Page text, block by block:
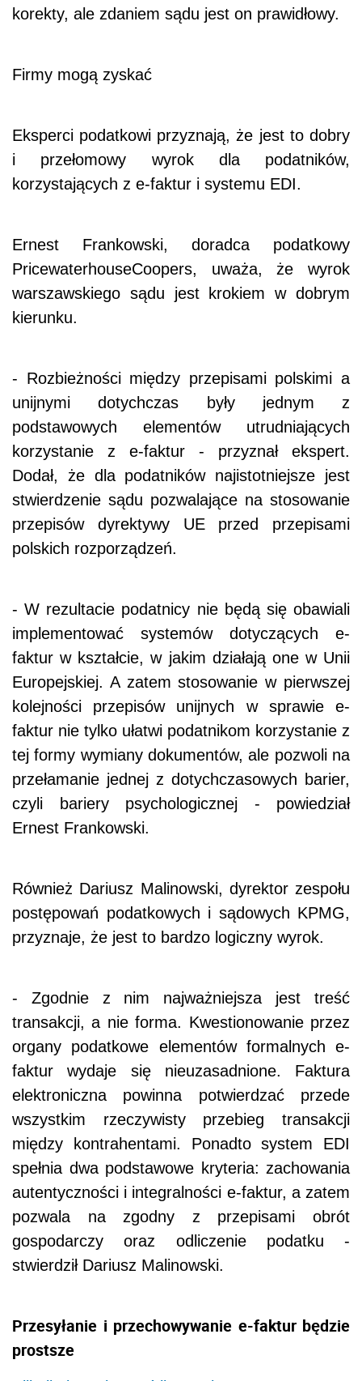
korekty, ale zdaniem sądu jest on prawidłowy.
Firmy mogą zyskać
Eksperci podatkowi przyznają, że jest to dobry
i przełomowy wyrok dla podatników,
korzystających z e-faktur i systemu EDI.
Ernest Frankowski, doradca podatkowy
PricewaterhouseCoopers, uważa, że wyrok
warszawskiego sądu jest krokiem w dobrym
kierunku.
- Rozbieżności między przepisami polskimi a
unijnymi dotychczas były jednym z
podstawowych elementów utrudniających
korzystanie z e-faktur - przyznał ekspert.
Dodał, że dla podatników najistotniejsze jest
stwierdzenie sądu pozwalające na stosowanie
przepisów dyrektywy UE przed przepisami
polskich rozporządzeń.
- W rezultacie podatnicy nie będą się obawiali
implementować systemów dotyczących e-
faktur w kształcie, w jakim działają one w Unii
Europejskiej. A zatem stosowanie w pierwszej
kolejności przepisów unijnych w sprawie e-
faktur nie tylko ułatwi podatnikom korzystanie z
tej formy wymiany dokumentów, ale pozwoli na
przełamanie jednej z dotychczasowych barier,
czyli bariery psychologicznej - powiedział
Ernest Frankowski.
Również Dariusz Malinowski, dyrektor zespołu
postępowań podatkowych i sądowych KPMG,
przyznaje, że jest to bardzo logiczny wyrok.
- Zgodnie z nim najważniejsza jest treść
transakcji, a nie forma. Kwestionowanie przez
organy podatkowe elementów formalnych e-
faktur wydaje się nieuzasadnione. Faktura
elektroniczna powinna potwierdzać przede
wszystkim rzeczywisty przebieg transakcji
między kontrahentami. Ponadto system EDI
spełnia dwa podstawowe kryteria: zachowania
autentyczności i integralności e-faktur, a zatem
pozwala na zgodny z przepisami obrót
gospodarczy oraz odliczenie podatku -
stwierdził Dariusz Malinowski.
Przesyłanie i przechowywanie e-faktur będzie
prostsze